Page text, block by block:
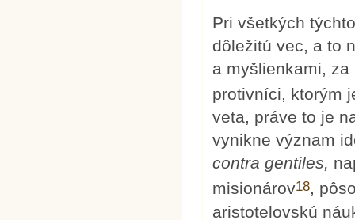
Pri všetkých
dôležitú vec, a to
a myšlienkami,
protivníci, ktorým
veta, práve to je
vynikne význam
contra gentiles,
misionárov18,
aristotelovskú